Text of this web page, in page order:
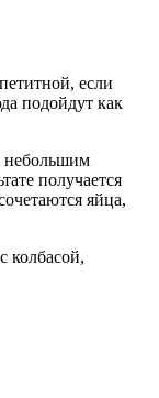
если
подойдут как
небольшим
получается
яйца,